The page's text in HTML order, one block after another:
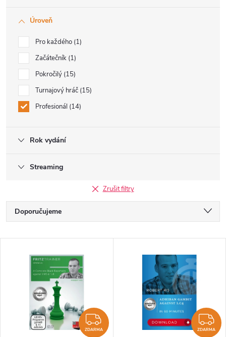
Úroveň
Pro každého 1
Začátečník 1
Pokročilý 15
Turnajový hráč 15
Profesionál 14
Rok vydání
Streaming
Zrušit filtry
Ř
a
Doporučujeme
Nejprodávanější
Abecedně
ZDARMA
ZDARMA ZDARMA